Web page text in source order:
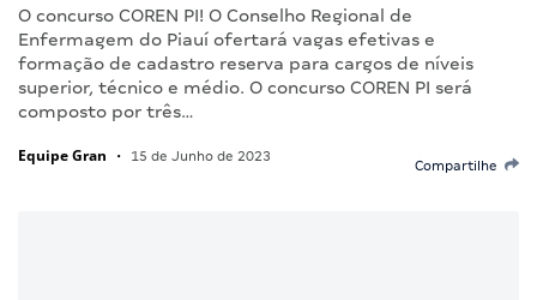
O concurso COREN PI! O Conselho Regional de
Enfermagem do Piauí ofertará vagas efetivas e
formação de cadastro reserva para cargos de níveis
superior, técnico e médio. O concurso COREN PI será
composto por três…
Equipe Gran • 15 de Junho de 2023
Compartilhe